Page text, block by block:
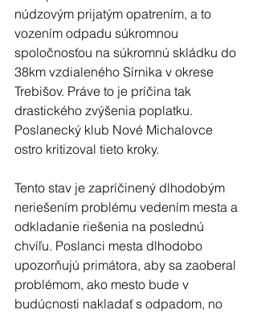
núdzovým prijatým opatrením, a to
vozením odpadu súkromnou
spoločnosťou na súkromnú skládku do
38km vzdialeného Sírnika v okrese
Trebišov. Práve to je príčina tak
drastického zvýšenia poplatku.
Poslanecký klub Nové Michalovce
ostro kritizoval tieto kroky.
Tento stav je zapríčinený dlhodobým
neriešením problému vedením mesta a
odkladanie riešenia na poslednú
chvíľu. Poslanci mesta dlhodobo
upozorňujú primátora, aby sa zaoberal
problémom, ako mesto bude v
budúcnosti nakladať s odpadom, no